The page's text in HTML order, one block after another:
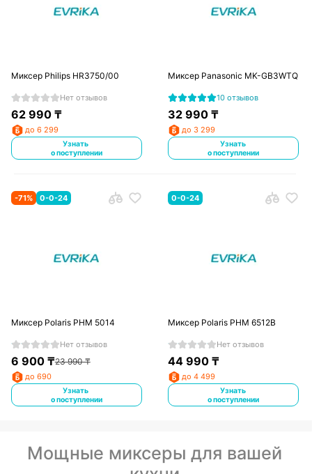
Миксер Philips HR3750/00
Нет отзывов
62 990₸
до 6 299
Узнать
о поступлении
Миксер Panasonic MK-GB3WTQ
10 отзывов
32 990 ₸
до 3 299
Узнать
о поступлении
-71% 0-0-24
Миксер Polaris PHM 5014
Нет отзывов
6 900₸23 990₸
до 690
Узнать
о поступлении
0-0-24
Миксер Polaris PHM 6512B
Нет отзывов
44 990 ₸
до 4 499
Узнать
о поступлении
Мощные миксеры для вашей